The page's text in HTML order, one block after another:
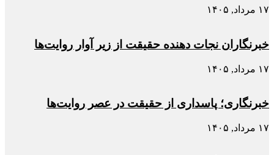
۱۷ مرداد, ۱۴۰۵
خبرنگاران نجات دهنده حقیقت از زیر آوار روایت‌ها
۱۷ مرداد, ۱۴۰۵
خبرنگاری؛ پاسداری از حقیقت در عصر روایت‌ها
۱۷ مرداد, ۱۴۰۵